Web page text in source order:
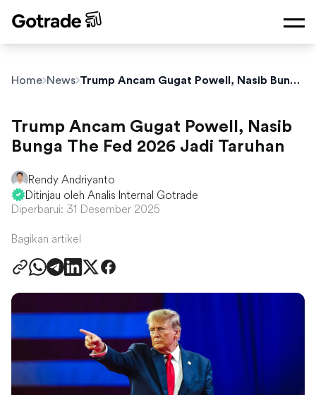
Home News Trump Ancam Gugat Powell, Nasib Bunga The Fed 2026 Jadi Taruhan
Trump Ancam Gugat Powell, Nasib
Bunga The Fed 2026 Jadi Taruhan
Rendy Andriyanto
Ditinjau oleh Analis Internal Gotrade
Diperbarui: 31 Desember 2025
Bagikan artikel